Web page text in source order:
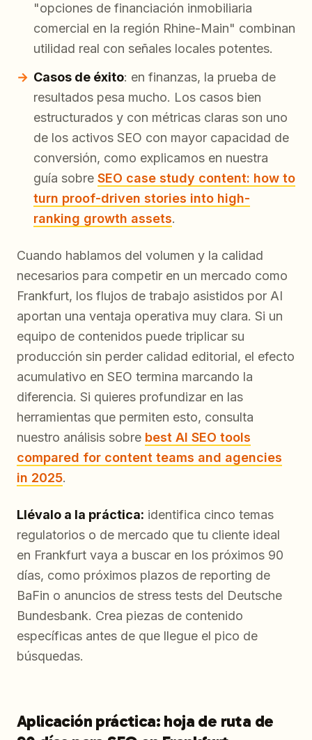
"opciones de financiación inmobiliaria
comercial en la región Rhine-Main" combinan
utilidad real con señales locales potentes.
Casos de éxito: en finanzas, la prueba de
resultados pesa mucho. Los casos bien
estructurados y con métricas claras son uno
de los activos SEO con mayor capacidad de
conversión, como explicamos en nuestra
guía sobre SEO case study content: how to
turn proof-driven stories into high-
ranking growth assets.
Cuando hablamos del volumen y la calidad
necesarios para competir en un mercado como
Frankfurt, los flujos de trabajo asistidos por AI
aportan una ventaja operativa muy clara. Si un
equipo de contenidos puede triplicar su
producción sin perder calidad editorial, el efecto
acumulativo en SEO termina marcando la
diferencia. Si quieres profundizar en las
herramientas que permiten esto, consulta
nuestro análisis sobre best AI SEO tools
compared for content teams and agencies
in 2025.
Llévalo a la práctica: identifica cinco temas
regulatorios o de mercado que tu cliente ideal
en Frankfurt vaya a buscar en los próximos 90
días, como próximos plazos de reporting de
BaFin o anuncios de stress tests del Deutsche
Bundesbank. Crea piezas de contenido
específicas antes de que llegue el pico de
búsquedas.
Aplicación práctica: hoja de ruta de